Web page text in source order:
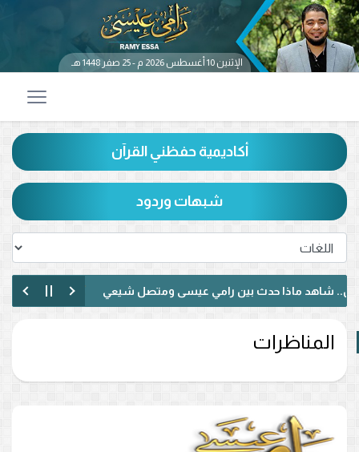
الإثنين 10 أغسطس 2026 م - 25 صفر 1448 هـ
أكاديمية حفظني القرآن
شبهات وردود
ماذا حدث بين رامي عيسى ومتصل شيعي في مناظرة
المناظرات